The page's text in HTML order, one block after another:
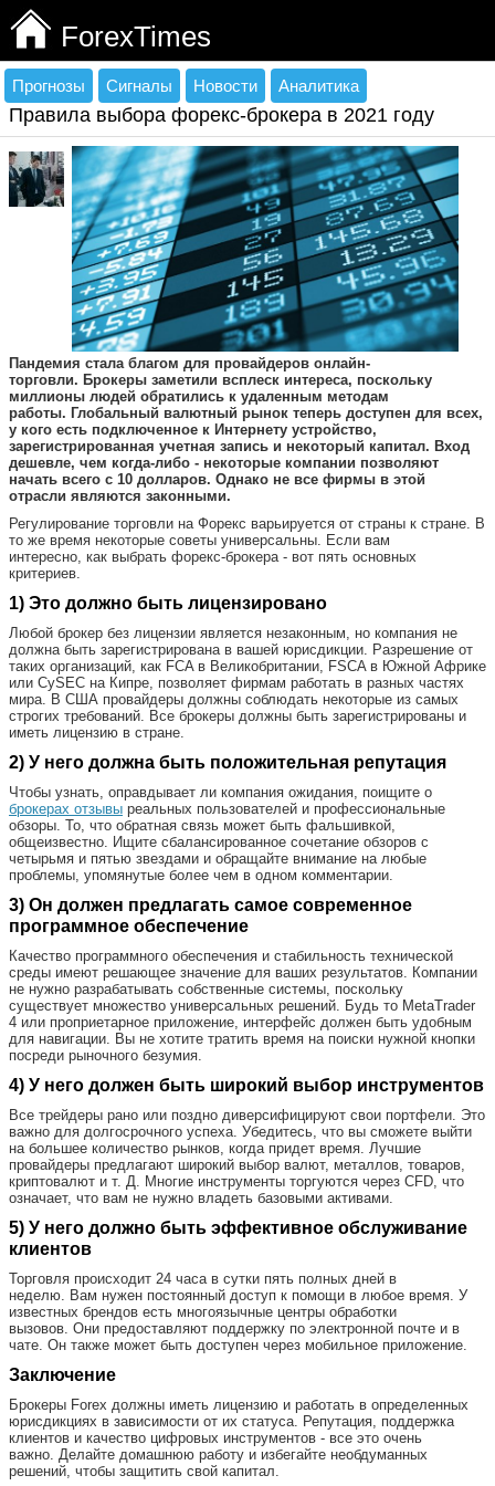
ForexTimes
Прогнозы Сигналы Новости Аналитика
Правила выбора форекс-брокера в 2021 году
Пандемия стала благом для провайдеров онлайн-
торговли. Брокеры заметили всплеск интереса, поскольку
миллионы людей обратились к удаленным методам
работы. Глобальный валютный рынок теперь доступен для всех,
у кого есть подключенное к Интернету устройство,
зарегистрированная учетная запись и некоторый капитал. Вход
дешевле, чем когда-либо - некоторые компании позволяют
начать всего с 10 долларов. Однако не все фирмы в этой
отрасли являются законными.
Регулирование торговли на Форекс варьируется от страны к стране. В
то же время некоторые советы универсальны. Если вам
интересно, как выбрать форекс-брокера - вот пять основных
критериев.
1) Это должно быть лицензировано
Любой брокер без лицензии является незаконным, но компания не
должна быть зарегистрирована в вашей юрисдикции. Разрешение от
таких организаций, как FCA в Великобритании, FSCA в Южной Африке
или CySEC на Кипре, позволяет фирмам работать в разных частях
мира. В США провайдеры должны соблюдать некоторые из самых
строгих требований. Все брокеры должны быть зарегистрированы и
иметь лицензию в стране.
2) У него должна быть положительная репутация
Чтобы узнать, оправдывает ли компания ожидания, поищите о
брокерах отзывы реальных пользователей и профессиональные
обзоры. То, что обратная связь может быть фальшивкой,
общеизвестно. Ищите сбалансированное сочетание обзоров с
четырьмя и пятью звездами и обращайте внимание на любые
проблемы, упомянутые более чем в одном комментарии.
3) Он должен предлагать самое современное
программное обеспечение
Качество программного обеспечения и стабильность технической
среды имеют решающее значение для ваших результатов. Компании
не нужно разрабатывать собственные системы, поскольку
существует множество универсальных решений. Будь то MetaTrader
4 или проприетарное приложение, интерфейс должен быть удобным
для навигации. Вы не хотите тратить время на поиски нужной кнопки
посреди рыночного безумия.
4) У него должен быть широкий выбор инструментов
Все трейдеры рано или поздно диверсифицируют свои портфели. Это
важно для долгосрочного успеха. Убедитесь, что вы сможете выйти
на большее количество рынков, когда придет время. Лучшие
провайдеры предлагают широкий выбор валют, металлов, товаров,
криптовалют и т. Д. Многие инструменты торгуются через CFD, что
означает, что вам не нужно владеть базовыми активами.
5) У него должно быть эффективное обслуживание
клиентов
Торговля происходит 24 часа в сутки пять полных дней в
неделю. Вам нужен постоянный доступ к помощи в любое время. У
известных брендов есть многоязычные центры обработки
вызовов. Они предоставляют поддержку по электронной почте и в
чате. Он также может быть доступен через мобильное приложение.
Заключение
Брокеры Forex должны иметь лицензию и работать в определенных
юрисдикциях в зависимости от их статуса. Репутация, поддержка
клиентов и качество цифровых инструментов - все это очень
важно. Делайте домашнюю работу и избегайте необдуманных
решений, чтобы защитить свой капитал.